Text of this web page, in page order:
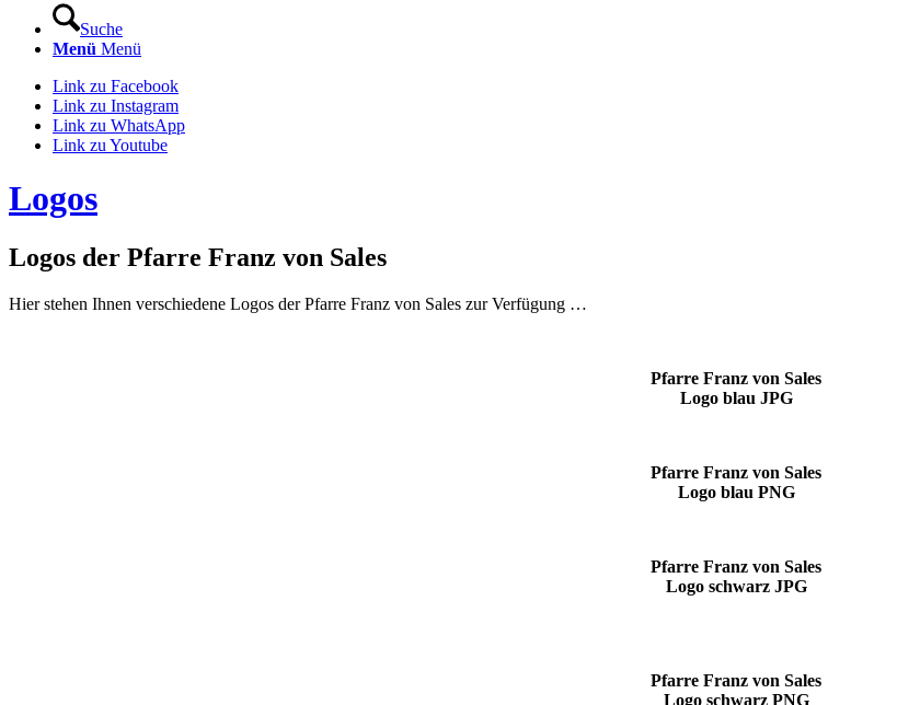
Suche
Menü Menü
Link zu Facebook
Link zu Instagram
Link zu WhatsApp
Link zu Youtube
Logos
Logos der Pfarre Franz von Sales
Hier stehen Ihnen verschiedene Logos der Pfarre Franz von Sales zur Verfügung …
Pfarre Franz von Sales
Logo blau JPG
Pfarre Franz von Sales
Logo blau PNG
Pfarre Franz von Sales
Logo schwarz JPG
Pfarre Franz von Sales
Logo schwarz PNG